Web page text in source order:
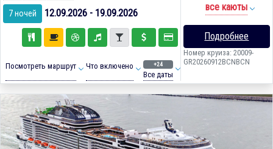
7 ночей 12.09.2026 - 19.09.2026
Посмотреть маршрут Что включено +24
Все даты
все каюты
Подробнее
Номер круиза: 20009-
GR20260912BCNBCN